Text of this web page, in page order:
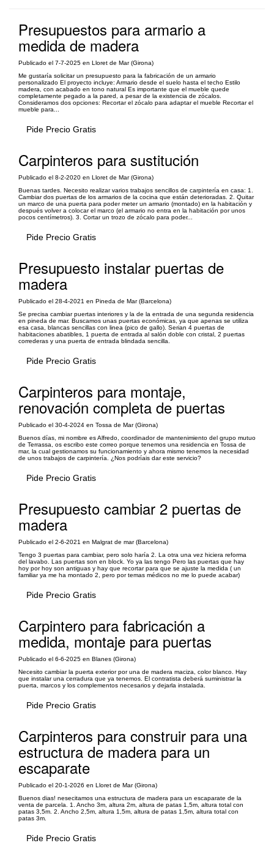
Presupuestos para armario a
medida de madera
Publicado el 7-7-2025 en Lloret de Mar (Girona)
Me gustaría solicitar un presupuesto para la fabricación de un armario
personalizado El proyecto incluye: Armario desde el suelo hasta el techo Estilo
madera, con acabado en tono natural Es importante que el mueble quede
completamente pegado a la pared, a pesar de la existencia de zócalos.
Consideramos dos opciones: Recortar el zócalo para adaptar el mueble Recortar el
mueble para...
Pide Precio Gratis
Carpinteros para sustitución
Publicado el 8-2-2020 en Lloret de Mar (Girona)
Buenas tardes. Necesito realizar varios trabajos sencillos de carpintería en casa: 1.
Cambiar dos puertas de los armarios de la cocina que están deterioradas. 2. Quitar
un marco de una puerta para poder meter un armario (montado) en la habitación y
después volver a colocar el marco (el armario no entra en la habitación por unos
pocos centímetros). 3. Cortar un trozo de zócalo para poder...
Pide Precio Gratis
Presupuesto instalar puertas de
madera
Publicado el 28-4-2021 en Pineda de Mar (Barcelona)
Se precisa cambiar puertas interiores y la de la entrada de una segunda residencia
en pineda de mar. Buscamos unas puertas económicas, ya que apenas se utiliza
esa casa, blancas sencillas con linea (pico de gallo). Serian 4 puertas de
habitaciones abatibles, 1 puerta de entrada al salón doble con cristal, 2 puertas
correderas y una puerta de entrada blindada sencilla.
Pide Precio Gratis
Carpinteros para montaje,
renovación completa de puertas
Publicado el 30-4-2024 en Tossa de Mar (Girona)
Buenos días, mi nombre es Alfredo, coordinador de mantenimiento del grupo mutuo
de Terrassa, os escribo este correo porque tenemos una residencia en Tossa de
mar, la cual gestionamos su funcionamiento y ahora mismo tenemos la necesidad
de unos trabajos de carpintería. ¿Nos podríais dar este servicio?
Pide Precio Gratis
Presupuesto cambiar 2 puertas de
madera
Publicado el 2-6-2021 en Malgrat de mar (Barcelona)
Tengo 3 puertas para cambiar, pero solo haría 2. La otra una vez hiciera reforma
del lavabo. Las puertas son en block. Yo ya las tengo Pero las puertas que hay
hoy por hoy son antiguas y hay que recortar para que se ajuste la medida ( un
familiar ya me ha montado 2, pero por temas médicos no me lo puede acabar)
Pide Precio Gratis
Carpintero para fabricación a
medida, montaje para puertas
Publicado el 6-6-2025 en Blanes (Girona)
Necesito cambiar la puerta exterior por una de madera maciza, color blanco. Hay
que instalar una cerradura que ya tenemos. El contratista deberá suministrar la
puerta, marcos y los complementos necesarios y dejarla instalada.
Pide Precio Gratis
Carpinteros para construir para una
estructura de madera para un
escaparate
Publicado el 20-1-2026 en Lloret de Mar (Girona)
Buenos dias! nesecitamos una estructura de madera para un escaparate de la
venta de parcela. 1. Ancho 3m, altura 2m, altura de patas 1,5m, altura total con
patas 3,5m. 2. Ancho 2,5m, altura 1,5m, altura de patas 1,5m, altura total con
patas 3m.
Pide Precio Gratis